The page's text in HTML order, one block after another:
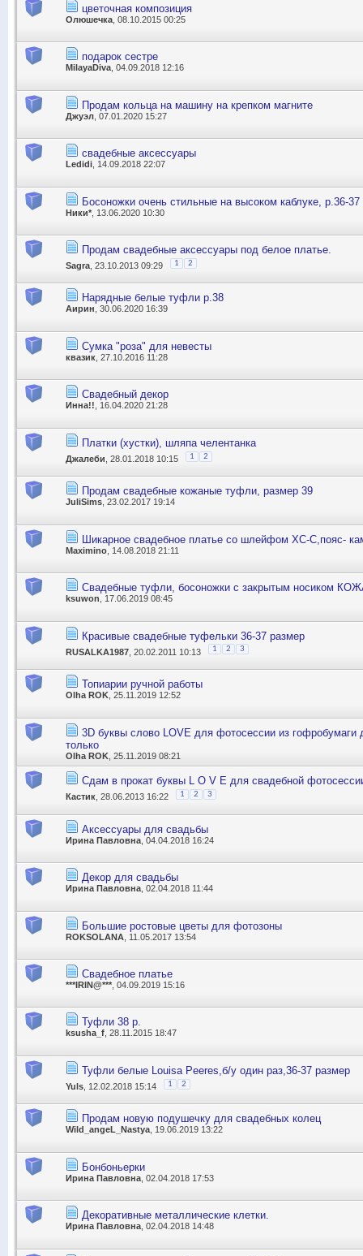
цветочная композиция
Олюшечка , 08.10.2015 00:25
подарок сестре
MilayaDiva , 04.09.2018 12:16
Продам кольца на машину на крепком магните
Джуэл , 07.01.2020 15:27
свадебные аксессуары
Ledidi , 14.09.2018 22:07
Босоножки очень стильные на высоком каблуке, р.36-37
Ники* , 13.06.2020 10:30
Продам свадебные аксессуары под белое платье.
Sagra , 23.10.2013 09:29 1 2
Нарядные белые туфли р.38
Аирин, 30.06.2020 16:39
Сумка "роза" для невесты
квазик , 27.10.2016 11:28
Свадебный декор
Инна!! , 16.04.2020 21:28
Платки (хустки), шляпа челентанка
Джалеби , 28.01.2018 10:15 1 2
Продам свадебные кожаные туфли, размер 39
JuliSims , 23.02.2017 19:14
Шикарное свадебное платье со шлейфом ХС-С,пояс-
Maximino , 14.08.2018 21:11
Свадебные туфли, босоножки с закрытым носиком
ksuwon , 17.06.2019 08:45
Красивые свадебные туфельки 36-37 размер
RUSALKA1987 , 20.02.2011 10:13 1 2 3
Топиарии ручной работы
Olha ROK , 25.11.2019 12:52
3D буквы слово LOVE для фотосессии из гофробумаги
только
Olha ROK , 25.11.2019 08:21
Сдам в прокат буквы L O V E для свадебной
Кастик , 28.06.2013 16:22 1 2 3
Аксессуары для свадьбы
Ирина Павловна , 04.04.2018 16:24
Декор для свадьбы
Ирина Павловна , 02.04.2018 11:44
Большие ростовые цветы для фотозоны
ROKSOLANA , 11.05.2017 13:54
Свадебное платье
***IRIN@*** , 04.09.2019 15:16
Туфли 38 р.
ksusha_f, 28.11.2015 18:47
Туфли белые Louisa Peeres,б/у один раз,36-37 размер
Yuls , 12.02.2018 15:14 1 2
Продам новую подушечку для свадебных колец
Wild_angeL_Nastya, 19.06.2019 13:22
Бонбоньерки
Ирина Павловна , 02.04.2018 17:53
Декоративные металлические клетки.
Ирина Павловна , 02.04.2018 14:48